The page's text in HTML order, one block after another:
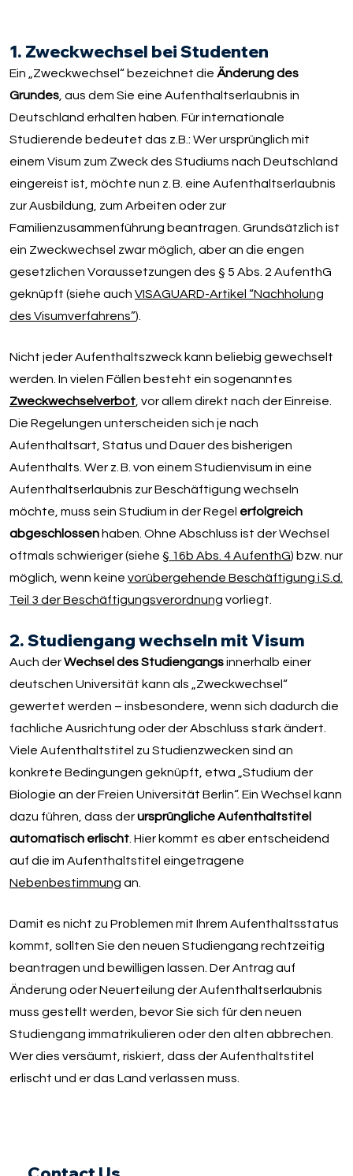
1. Zweckwechsel bei Studenten
Ein „Zweckwechsel“ bezeichnet die Änderung des
Grundes , aus dem Sie eine Aufenthaltserlaubnis in
Deutschland erhalten haben. Für internationale
Studierende bedeutet das z.B.: Wer ursprünglich mit
einem Visum zum Zweck des Studiums nach Deutschland
eingereist ist, möchte nun z. B. eine Aufenthaltserlaubnis
zur Ausbildung, zum Arbeiten oder zur
Familienzusammenführung beantragen. Grundsätzlich ist
ein Zweckwechsel zwar möglich, aber an die engen
gesetzlichen Voraussetzungen des § 5 Abs. 2 AufenthG
geknüpft (siehe auchVISAGUARD-Artikel “Nachholung
des Visumverfahrens”).
Nicht jeder Aufenthaltszweck kann beliebig gewechselt
werden. In vielen Fällen besteht ein sogenanntes
Zweckwechselverbot, vor allem direkt nach der Einreise.
Die Regelungen unterscheiden sich je nach
Aufenthaltsart, Status und Dauer des bisherigen
Aufenthalts. Wer z. B. von einem Studienvisum in eine
Aufenthaltserlaubnis zur Beschäftigung wechseln
möchte, muss sein Studium in der Regel erfolgreich
abgeschlossenhaben. Ohne Abschluss ist der Wechsel
oftmals schwieriger (siehe § 16b Abs. 4 AufenthG) bzw. nur
möglich, wenn keine vorübergehende Beschäftigung i.S.d.
Teil 3 der Beschäftigungsverordnung vorliegt.
2. Studiengang wechseln mit Visum
Auch derWechsel des Studiengangsinnerhalb einer
deutschen Universität kann als „Zweckwechsel“
gewertet werden – insbesondere, wenn sich dadurch die
fachliche Ausrichtung oder der Abschluss stark ändert.
Viele Aufenthaltstitel zu Studienzwecken sind an
konkrete Bedingungen geknüpft, etwa „Studium der
Biologie an der Freien Universität Berlin“. Ein Wechsel kann
dazu führen, dass derursprüngliche Aufenthaltstitel
automatisch erlischt. Hier kommt es aber entscheidend
auf die im Aufenthaltstitel eingetragene
Nebenbestimmung an.
Damit es nicht zu Problemen mit Ihrem Aufenthaltsstatus
kommt, sollten Sie den neuen Studiengang rechtzeitig
beantragen und bewilligen lassen. Der Antrag auf
Änderung oder Neuerteilung der Aufenthaltserlaubnis
muss gestellt werden, bevor Sie sich für den neuen
Studiengang immatrikulieren oder den alten abbrechen.
Wer dies versäumt, riskiert, dass der Aufenthaltstitel
erlischt und er das Land verlassen muss.